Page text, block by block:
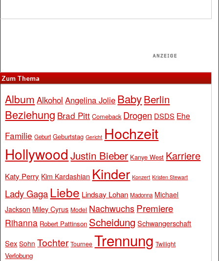
Zum Thema
Album Alkohol Angelina Jolie BabyBerlin
Beziehung Brad Pitt Comeback Drogen DSDS Ehe
Familie Geburt Geburtstag Gericht Hochzeit
Hollywood Justin Bieber Kanye West Karriere
Katy Perry Kim Kardashian Kinder Konzert Kristen Stewart
Lady Gaga Liebe Lindsay Lohan Madonna Michael
Jackson Miley Cyrus Model Nachwuchs Premiere
Rihanna Robert Pattinson Scheidung Schwangerschaft
Sex Sohn Tochter Tournee Trennung Twilight
Verlobung